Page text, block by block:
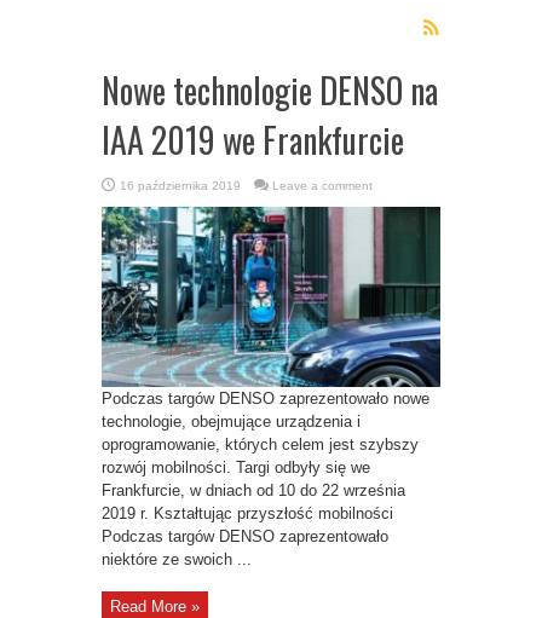
Nowe technologie DENSO na
IAA 2019 we Frankfurcie
16 października 2019 Leave a comment
Podczas targów DENSO zaprezentowało nowe
technologie, obejmujące urządzenia i
oprogramowanie, których celem jest szybszy
rozwój mobilności. Targi odbyły się we
Frankfurcie, w dniach od 10 do 22 września
2019 r. Kształtując przyszłość mobilności
Podczas targów DENSO zaprezentowało
niektóre ze swoich ...
Read More »